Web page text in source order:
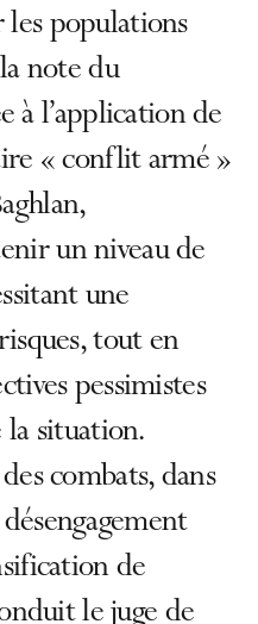
populations
note du
à l’application de
« conflit armé »
un niveau de
une
tout en
pessimistes
la situation.
combats, dans
de
le juge de